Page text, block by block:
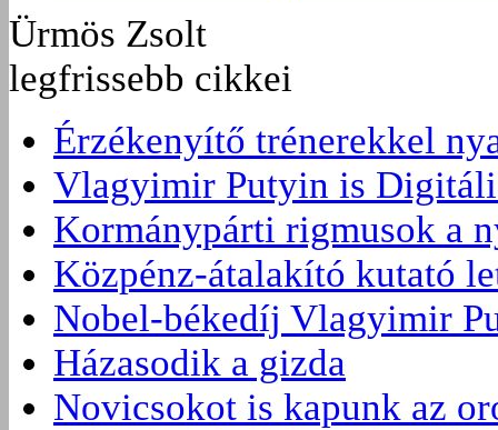
Ürmös Zsolt
legfrissebb cikkei
Érzékenyítő trénerekkel
Vlagyimir Putyin is
Kormánypárti rigmusok a
Közpénz-átalakító kutató
Nobel-békedíj Vlagyimir
Házasodik a gizda
Novicsokot is kapunk az